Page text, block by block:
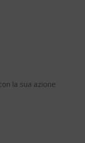
la sua azione